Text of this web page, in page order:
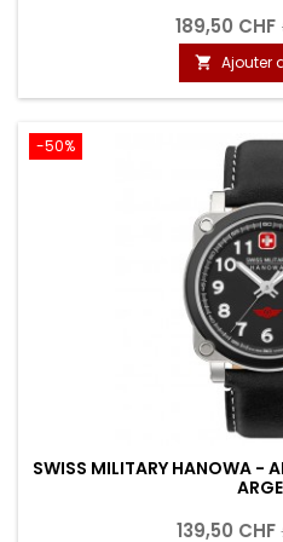
189,50 CHF
 Ajouter
-50%
SWISS MILITARY HANOWA -
139,50 CHF